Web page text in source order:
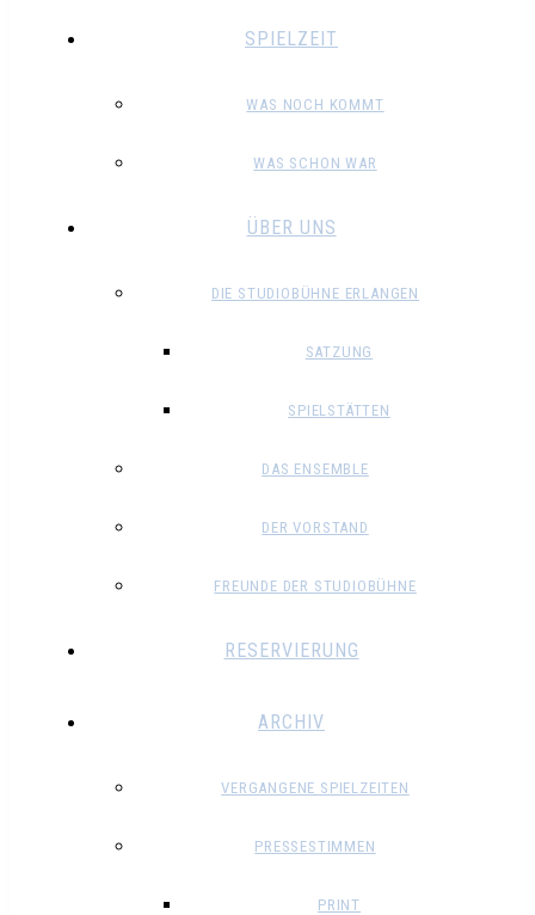
SPIELZEIT
WAS NOCH KOMMT
WAS SCHON WAR
ÜBER UNS
DIE STUDIOBÜHNE ERLANGEN
SATZUNG
SPIELSTÄTTEN
DAS ENSEMBLE
DER VORSTAND
FREUNDE DER STUDIOBÜHNE
RESERVIERUNG
ARCHIV
VERGANGENE SPIELZEITEN
PRESSESTIMMEN
PRINT